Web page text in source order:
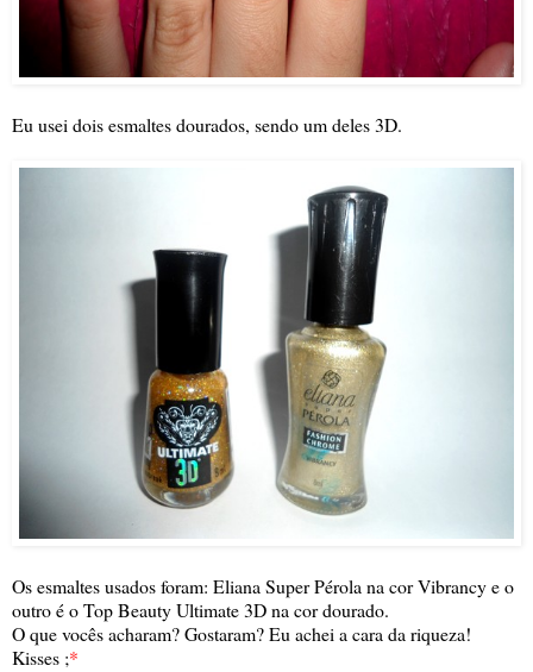
Eu usei dois esmaltes dourados, sendo um deles 3D.
Os esmaltes usados foram: Eliana Super Pérola na cor Vibrancy e o
outro é o Top Beauty Ultimate 3D na cor dourado.
O que vocês acharam? Gostaram? Eu achei a cara da riqueza!
Kisses ;*